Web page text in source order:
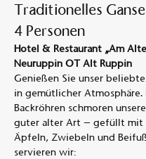
Traditionelles
4 Personen
Hotel & Restaurant „Am
Neuruppin OT Alt Ruppin
Genießen Sie unser
in gemütlicher Atmosphäre.
Backröhren schmoren
guter alter Art – gefüllt mit
Äpfeln, Zwiebeln und
servieren wir: